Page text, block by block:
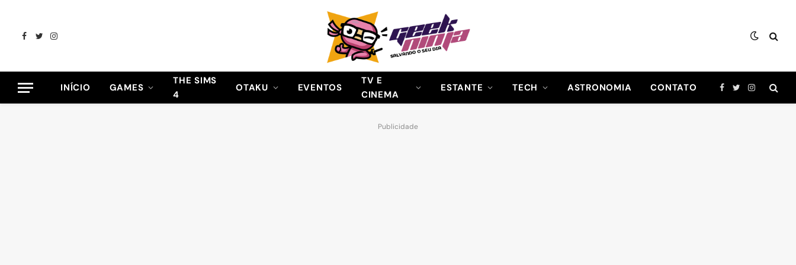
Facebook
TwitterInstagram
INÍCIO GAMES
THE SIMS
4
OTAKU EVENTOS
TV E
CINEMA
ESTANTE TECH ASTRONOMIA CONTATO Facebook
TwitterInstagram
Publicidade